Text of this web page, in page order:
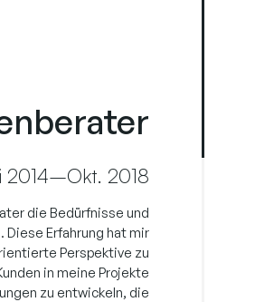
2014–Okt. 2018
die Bedürfnisse und
Diese Erfahrung hat mir
Perspektive zu
in meine Projekte
zu entwickeln, die